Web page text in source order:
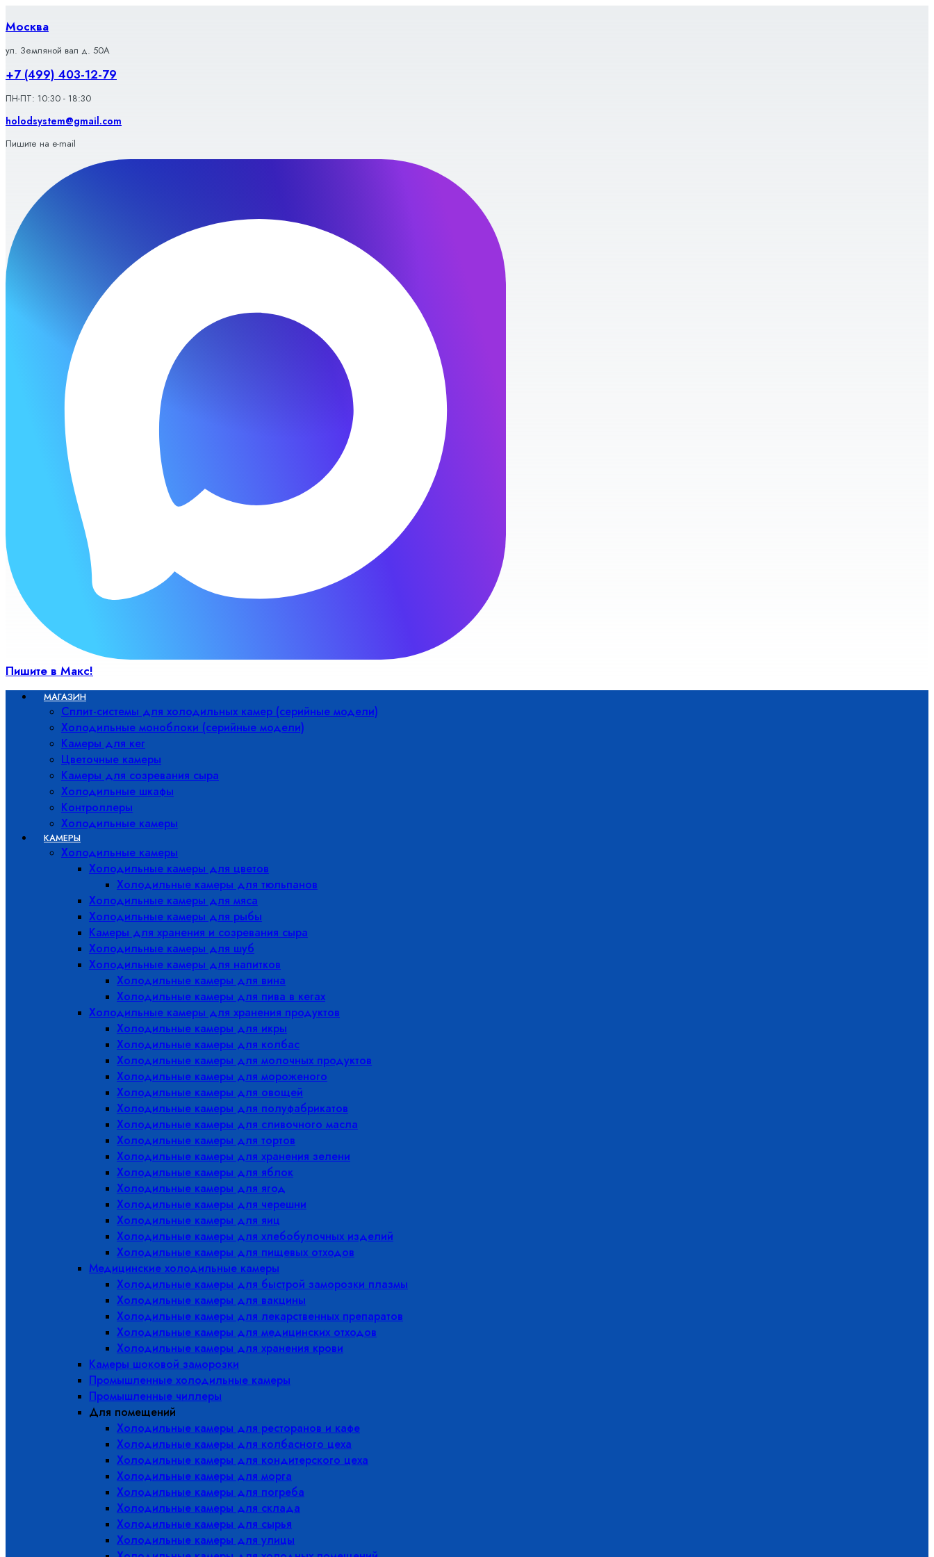
к
содержимому
Москва
ул. Земляной вал д. 50А
+7 (499) 403-12-79
ПН-ПТ: 10:30 - 18:30
holodsystem@gmail.com
Пишите на e-mail
Пишите в Макс!
МАГАЗИН
Сплит-системы для холодильных камер (серийные модели)
Холодильные моноблоки (серийные модели)
Камеры для кег
Цветочные камеры
Камеры для созревания сыра
Холодильные шкафы
Контроллеры
Холодильные камеры
КАМЕРЫ
Холодильные камеры
Холодильные камеры для цветов
Холодильные камеры для тюльпанов
Холодильные камеры для мяса
Холодильные камеры для рыбы
Камеры для хранения и созревания сыра
Холодильные камеры для шуб
Холодильные камеры для напитков
Холодильные камеры для вина
Холодильные камеры для пива в кегах
Холодильные камеры для хранения продуктов
Холодильные камеры для икры
Холодильные камеры для колбас
Холодильные камеры для молочных продуктов
Холодильные камеры для мороженого
Холодильные камеры для овощей
Холодильные камеры для полуфабрикатов
Холодильные камеры для сливочного масла
Холодильные камеры для тортов
Холодильные камеры для хранения зелени
Холодильные камеры для яблок
Холодильные камеры для ягод
Холодильные камеры для черешни
Холодильные камеры для яиц
Холодильные камеры для хлебобулочных изделий
Холодильные камеры для пищевых отходов
Медицинские холодильные камеры
Холодильные камеры для быстрой заморозки плазмы
Холодильные камеры для вакцины
Холодильные камеры для лекарственных препаратов
Холодильные камеры для медицинских отходов
Холодильные камеры для хранения крови
Камеры шоковой заморозки
Промышленные холодильные камеры
Промышленные чиллеры
Для помещений
Холодильные камеры для ресторанов и кафе
Холодильные камеры для колбасного цеха
Холодильные камеры для кондитерского цеха
Холодильные камеры для морга
Холодильные камеры для погреба
Холодильные камеры для склада
Холодильные камеры для сырья
Холодильные камеры для улицы